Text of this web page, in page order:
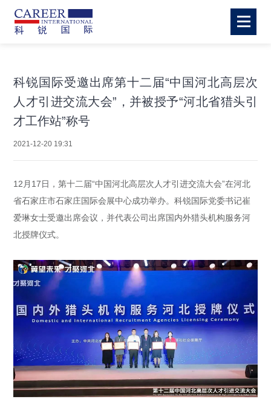
科锐国际受邀出席第十二届“中国河北高层次
人才引进交流大会”，并被授予“河北省猎头引
才工作站”称号
2021-12-20 19:31
12月17日，第十二届“中国河北高层次人才引进交流大会”在河北
省石家庄市石家庄国际会展中心成功举办。科锐国际党委书记崔
爱琳女士受邀出席会议，并代表公司出席国内外猎头机构服务河
北授牌仪式。